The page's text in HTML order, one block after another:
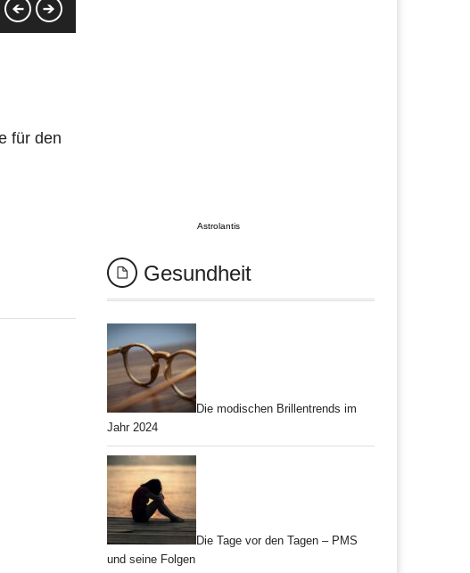
für den
Astrolantis
Gesundheit
Die modischen Brillentrends im
Jahr 2024
Die Tage vor den Tagen – PMS
und seine Folgen